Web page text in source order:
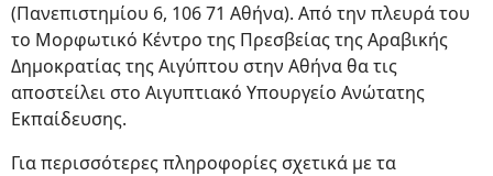
(Πανεπιστημίου 6, 106 71 Αθήνα). Από την πλευρά του
το Μορφωτικό Κέντρο της Πρεσβείας της Αραβικής
Δημοκρατίας της Αιγύπτου στην Αθήνα θα τις
αποστείλει στο Αιγυπτιακό Υπουργείο Ανώτατης
Εκπαίδευσης.
Για περισσότερες πληροφορίες σχετικά με τα